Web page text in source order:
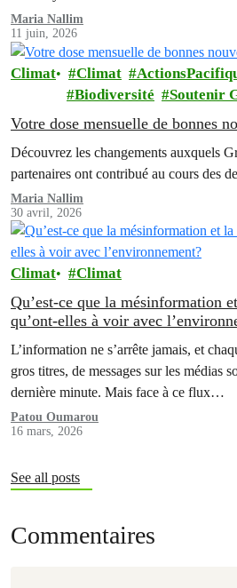
Maria Nallim
11 juin, 2026
Climat Climat
Biodiversité
Soutenir
Votre dose mensuelle de bonnes
Découvrez les changements auxquels
partenaires ont contribué au cours des
Maria Nallim
30 avril, 2026
Climat Climat
Qu’est-ce que la mésinformation
qu’ont-elles à voir avec
L’information ne s’arrête jamais, et
gros titres, de messages sur les médias
dernière minute. Mais face à ce flux…
Patou Oumarou
16 mars, 2026
See all posts
Commentaires